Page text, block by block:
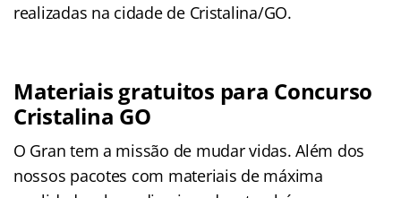
realizadas na cidade de Cristalina/GO.
Materiais gratuitos para Concurso
Cristalina GO
O Gran tem a missão de mudar vidas. Além dos
nossos pacotes com materiais de máxima